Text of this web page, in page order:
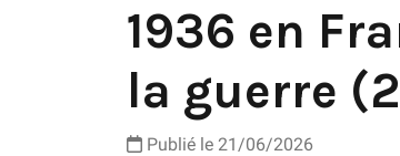
1936 en
la guerre
Publié le 21/06/2026